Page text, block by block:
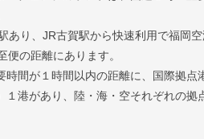
あり、JR古賀駅から快速利用で福岡
便の距離にあります。
時間が１時間以内の距離に、国際拠
１港があり、陸・海・空それぞれの拠